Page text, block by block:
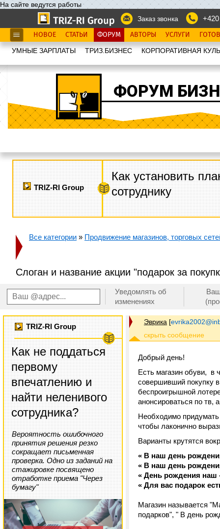
На сайте ведутся работы
Заказ звонка
НОВОЕ СТАТЬИ ФОРУМ АВТОРЫ УСЛУГИ
УМНЫЕ ЗАРПЛАТЫ ТРИЗ.БИЗНЕС КОРПОРАТИВНАЯ
ФОРУМ
TRIZ-RI Group
Как установить
сотруднику
Все категории » Продвижение магазинов, торговых
Слоган и название акции "подарок за
Уведомлять об
изменениях
TRIZ-RI Group
Как не поддаться
первому
впечатлению и
найти неленивого
сотрудника?
Вероятность ошибочного
принятия решения резко
сокращает письменная
проверка. Одно из заданий на
стажировке посвящено
отработке приема "Через
бумагу"
Эврика [
Добрый день!
Есть магазин обуви, в
совершивший покупку
беспроигрышной
анонсироваться по тв,
Необходимо придумать
чтобы лаконично
Варианты крутятся
« В наш день
« В наш день
« День рождения наш
« Для вас подарок
Магазин называется
подарков", " В день